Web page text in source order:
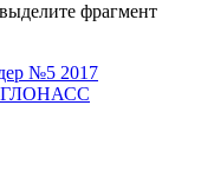
фрагмент
№5 2017